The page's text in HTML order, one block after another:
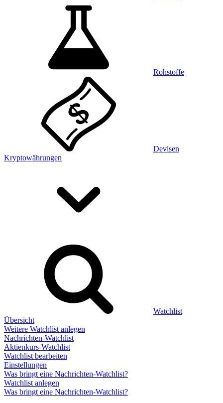
Rohstoffe
Devisen
Kryptowährungen
Watchlist
Übersicht
Weitere Watchlist anlegen
Nachrichten-Watchlist
Aktienkurs-Watchlist
Watchlist bearbeiten
Einstellungen
Was bringt eine Nachrichten-Watchlist?
Watchlist anlegen
Was bringt eine Nachrichten-Watchlist?